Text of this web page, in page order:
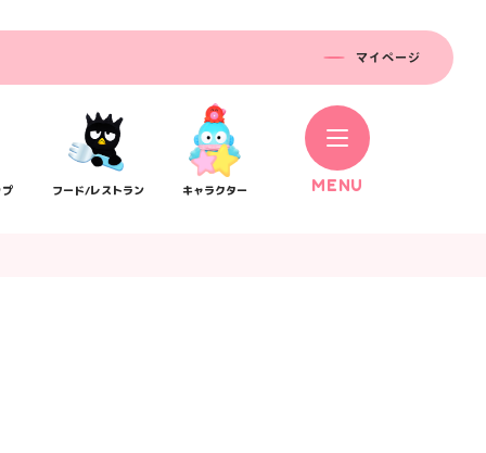
マイページ
MENU
フード/レストラン キャラクター